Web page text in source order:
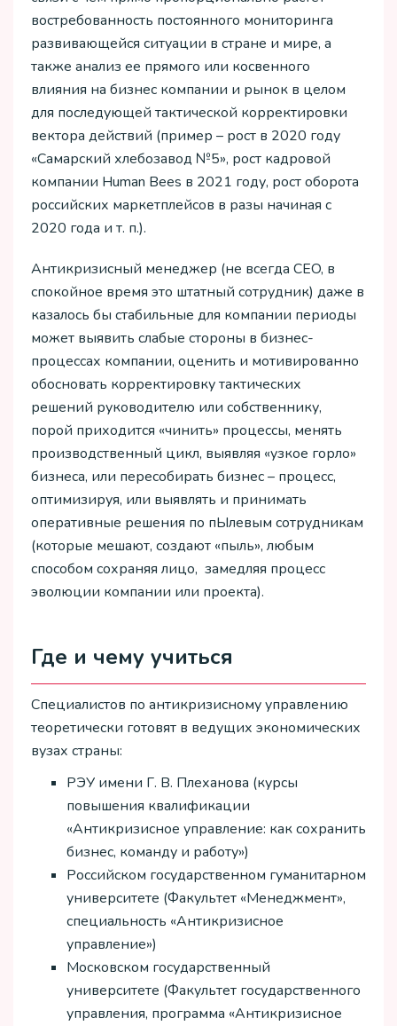
востребованность постоянного мониторинга
развивающейся ситуации в стране и мире, а
также анализ ее прямого или косвенного
влияния на бизнес компании и рынок в целом
для последующей тактической корректировки
вектора действий (пример – рост в 2020 году
«Самарский хлебозавод №5», рост кадровой
компании Human Bees в 2021 году, рост оборота
российских маркетплейсов в разы начиная с
2020 года и т. п.).
Антикризисный менеджер (не всегда CEO, в
спокойное время это штатный сотрудник) даже в
казалось бы стабильные для компании периоды
может выявить слабые стороны в бизнес-
процессах компании, оценить и мотивированно
обосновать корректировку тактических
решений руководителю или собственнику,
порой приходится «чинить» процессы, менять
производственный цикл, выявляя «узкое горло»
бизнеса, или пересобирать бизнес – процесс,
оптимизируя, или выявлять и принимать
оперативные решения по пЫлевым сотрудникам
(которые мешают, создают «пыль», любым
способом сохраняя лицо, замедляя процесс
эволюции компании или проекта).
Где и чему учиться
Специалистов по антикризисному управлению
теоретически готовят в ведущих экономических
вузах страны:
РЭУ имени Г. В. Плеханова (курсы
повышения квалификации
«Антикризисное управление: как сохранить
бизнес, команду и работу»)
Российском государственном гуманитарном
университете (Факультет «Менеджмент»,
специальность «Антикризисное
управление»)
Московском государственный
университете (Факультет государственного
управления, программа «Антикризисное